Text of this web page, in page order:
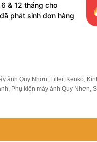
& 12 tháng cho
phát sinh đơn hàng
ảnh Quy Nhơn, Filter, Kenko,
, Phụ kiện máy ảnh Quy Nhơn,